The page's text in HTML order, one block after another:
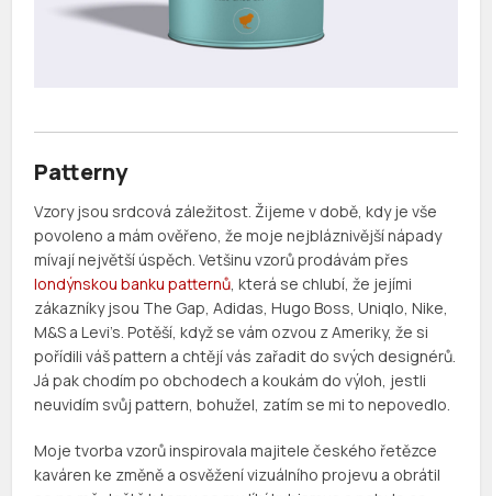
Patterny
Vzory jsou srdcová záležitost. Žijeme v době, kdy je vše
povoleno a mám ověřeno, že moje nejbláznivější nápady
mívají největší úspěch. Vetšinu vzorů prodávám přes
londýnskou banku patternů, která se chlubí, že jejími
zákazníky jsou The Gap, Adidas, Hugo Boss, Uniqlo, Nike,
M&S a Levi’s. Potěší, když se vám ozvou z Ameriky, že si
pořídili váš pattern a chtějí vás zařadit do svých designérů.
Já pak chodím po obchodech a koukám do výloh, jestli
neuvidím svůj pattern, bohužel, zatím se mi to nepovedlo.
Moje tvorba vzorů inspirovala majitele českého řetězce
kaváren ke změně a osvěžení vizuálního projevu a obrátil